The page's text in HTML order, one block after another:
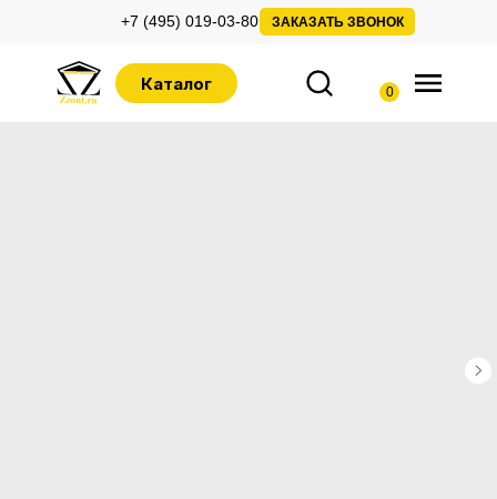
+7 (495) 019-03-80 ЗАКАЗАТЬ ЗВОНОК
0
Каталог